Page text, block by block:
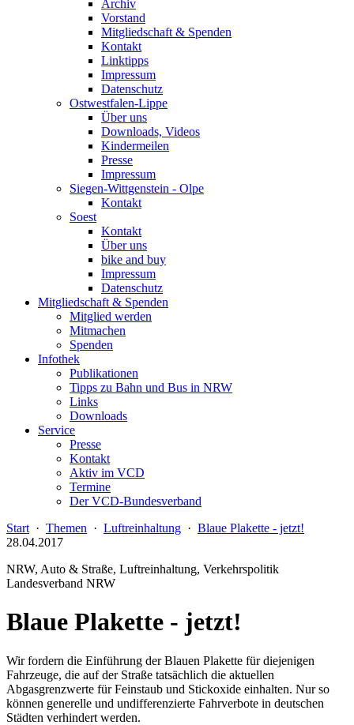
Archiv
Vorstand
Mitgliedschaft & Spenden
Kontakt
Linktipps
Impressum
Datenschutz
Ostwestfalen-Lippe
Über uns
Downloads, Videos
Kindermeilen
Presse
Impressum
Siegen-Wittgenstein - Olpe
Kontakt
Soest
Kontakt
Über uns
bike and buy
Impressum
Datenschutz
Mitgliedschaft & Spenden
Mitglied werden
Mitmachen
Spenden
Infothek
Publikationen
Tipps zu Bahn und Bus in NRW
Links
Downloads
Service
Presse
Kontakt
Aktiv im VCD
Termine
Der VCD-Bundesverband
Start · Themen · Luftreinhaltung · Blaue Plakette - jetzt!
28.04.2017
NRW, Auto & Straße, Luftreinhaltung, Verkehrspolitik
Landesverband NRW
Blaue Plakette - jetzt!
Wir fordern die Einführung der Blauen Plakette für diejenigen
Fahrzeuge, die auf der Straße tatsächlich die aktuellen
Abgasgrenzwerte für Feinstaub und Stickoxide einhalten. Nur so
können generelle und undifferenzierte Fahrverbote in deutschen
Städten verhindert werden.